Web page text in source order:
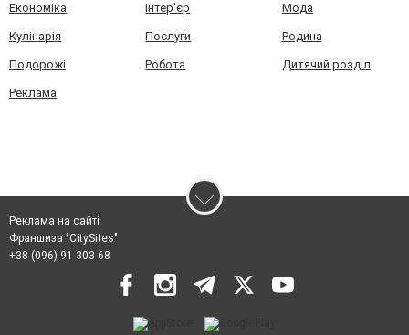
Економіка Інтер'єр Мода
Кулінарія Послуги Родина
Подорожі Робота Дитячий розділ
Реклама
Реклама на сайті
Франшиза "CitySites"
+38 (096) 91 303 68